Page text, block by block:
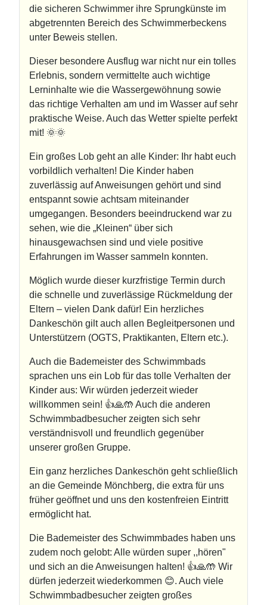
die sicheren Schwimmer ihre Sprungkünste im
abgetrennten Bereich des Schwimmerbeckens
unter Beweis stellen.
Dieser besondere Ausflug war nicht nur ein tolles
Erlebnis, sondern vermittelte auch wichtige
Lerninhalte wie die Wassergewöhnung sowie
das richtige Verhalten am und im Wasser auf sehr
praktische Weise. Auch das Wetter spielte perfekt
mit! 🌞🌞
Ein großes Lob geht an alle Kinder: Ihr habt euch
vorbildlich verhalten! Die Kinder haben
zuverlässig auf Anweisungen gehört und sind
entspannt sowie achtsam miteinander
umgegangen. Besonders beeindruckend war zu
sehen, wie die „Kleinen“ über sich
hinausgewachsen sind und viele positive
Erfahrungen im Wasser sammeln konnten.
Möglich wurde dieser kurzfristige Termin durch
die schnelle und zuverlässige Rückmeldung der
Eltern – vielen Dank dafür! Ein herzliches
Dankeschön gilt auch allen Begleitpersonen und
Unterstützern (OGTS, Praktikanten, Eltern etc.).
Auch die Bademeister des Schwimmbads
sprachen uns ein Lob für das tolle Verhalten der
Kinder aus: Wir würden jederzeit wieder
willkommen sein! 👍🙏🤲 Auch die anderen
Schwimmbadbesucher zeigten sich sehr
verständnisvoll und freundlich gegenüber
unserer großen Gruppe.
Ein ganz herzliches Dankeschön geht schließlich
an die Gemeinde Mönchberg, die extra für uns
früher geöffnet und uns den kostenfreien Eintritt
ermöglicht hat.
Die Bademeister des Schwimmbades haben uns
zudem noch gelobt: Alle würden super ,,hören"
und sich an die Anweisungen halten! 👍🙏🤲 Wir
dürfen jederzeit wiederkommen 😊. Auch viele
Schwimmbadbesucher zeigten großes